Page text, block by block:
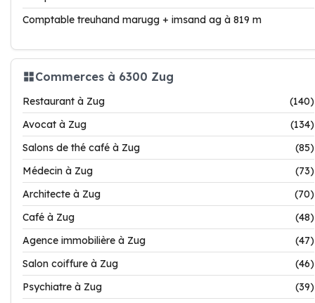
Comptable treuhand marugg + imsand ag à 819 m
Commerces à 6300 Zug
Restaurant à Zug
(140)
Avocat à Zug
(134)
Salons de thé café à Zug
(85)
Médecin à Zug
(73)
Architecte à Zug
(70)
Café à Zug
(48)
Agence immobilière à Zug
(47)
Salon coiffure à Zug
(46)
Psychiatre à Zug
(39)